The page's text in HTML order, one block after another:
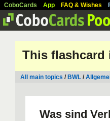
CoboCards App FAQ & Wishes
This flashcard
All main topics / BWL /
Was sind